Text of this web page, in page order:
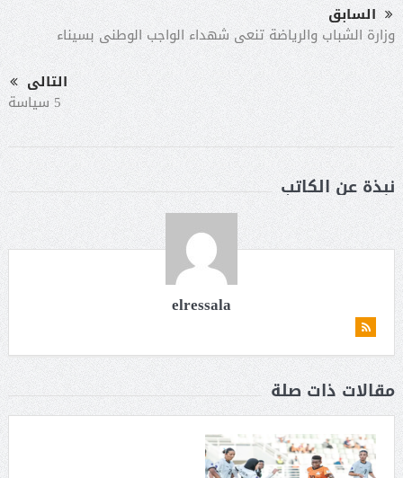
السابق
وزارة الشباب والرياضة تنعى شهداء الواجب الوطنى بسيناء
التالى
5 سياسة
نبذة عن الكاتب
elressala
مقالات ذات صلة